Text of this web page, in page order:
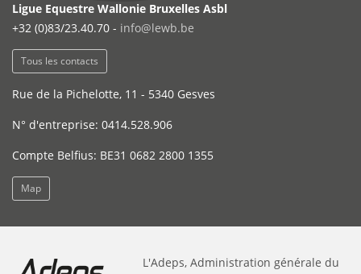
Ligue Equestre Wallonie Bruxelles Asbl
+32 (0)83/23.40.70 - info@lewb.be
Tous les contacts
Rue de la Pichelotte, 11 - 5340 Gesves
N° d'entreprise: 0414.528.906
Compte Belfius: BE31 0682 2800 1355
Map
L'Adeps, Administration générale du